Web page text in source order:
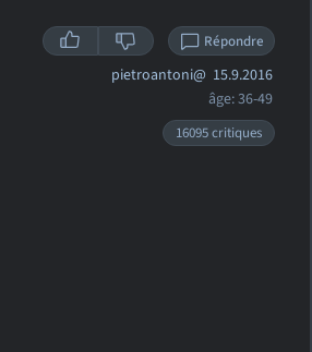
Répondre
pietroantoni@ 15.9.2016
âge: 36-49
16095 critiques